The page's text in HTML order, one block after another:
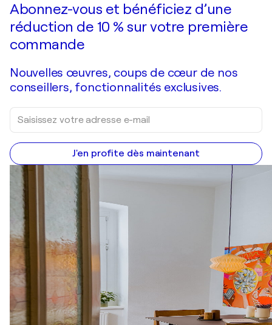
Je passe commande
Abonnez-vous et bénéficiez d’une
réduction de 10 % sur votre première
commande
Nouvelles œuvres, coups de cœur de nos
conseillers, fonctionnalités exclusives.
J'en profite dès maintenant